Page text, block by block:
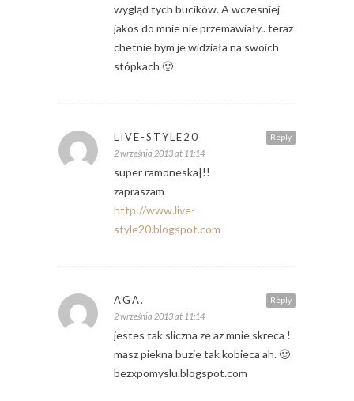
wygląd tych bucików. A wczesniej
jakos do mnie nie przemawiały.. teraz
chetnie bym je widziała na swoich
stópkach 🙂
Reply
LIVE-STYLE20
2 września 2013 at 11:14
super ramoneska|!!
zapraszam
http://www.live-
style20.blogspot.com
Reply
AGA.
2 września 2013 at 11:14
jestes tak sliczna ze az mnie skreca !
masz piekna buzie tak kobieca ah. 🙂
bezxpomyslu.blogspot.com